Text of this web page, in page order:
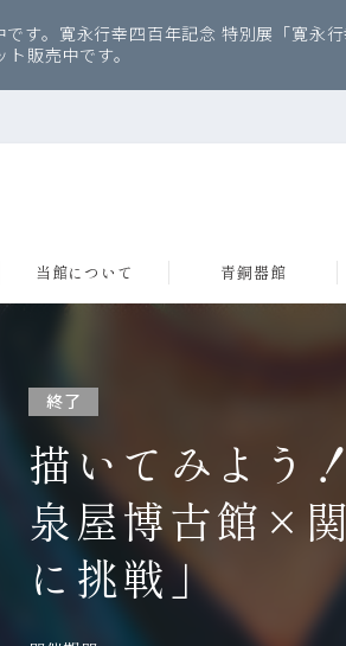
す。寛永行幸四百年記念 特別展「寛永
販売中です。
当館について
京都） 建築・デザインについて
青銅器館
ご紹介 住友コレクションについて
アクセス
終了
描いてみよう
泉屋博古館×
に挑戦」